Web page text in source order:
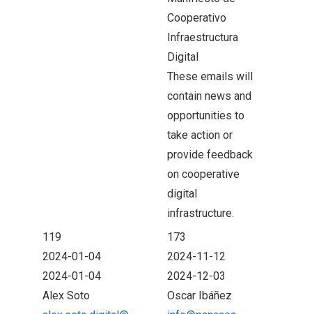
Cooperativo
Infraestructura
Digital
These emails will
contain news and
opportunities to
take action or
provide feedback
on cooperative
digital
infrastructure.
119
2024-01-04
2024-01-04
Alex Soto
173
2024-11-12
2024-12-03
Oscar Ibáñez